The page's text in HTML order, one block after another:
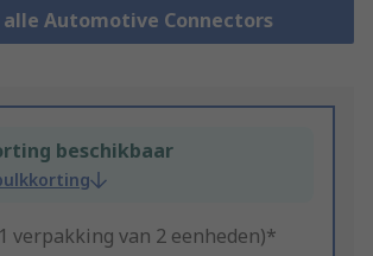
Automotive Connectors
beschikbaar
verpakking van 2 eenheden)*